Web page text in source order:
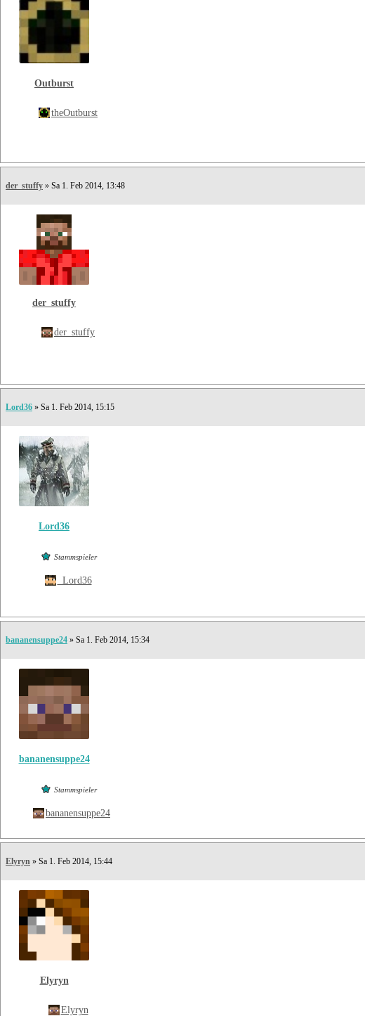
Outburst
theOutburst
der_stuffy » Sa 1. Feb 2014, 13:48
der_stuffy
der_stuffy
Lord36 » Sa 1. Feb 2014, 15:15
Lord36
Stammspieler
_Lord36
bananensuppe24 » Sa 1. Feb 2014, 15:34
bananensuppe24
Stammspieler
bananensuppe24
Elyryn » Sa 1. Feb 2014, 15:44
Elyryn
Elyryn